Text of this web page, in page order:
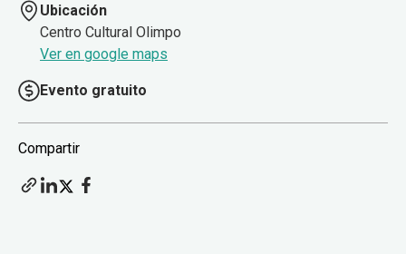
Ubicación
Centro Cultural Olimpo
Ver en google maps
Evento gratuito
Compartir